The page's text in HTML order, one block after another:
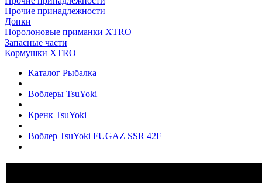
Прочие принадлежности
Донки
Поролоновые приманки XTRO
Запасные части
Кормушки XTRO
Каталог Рыбалка
Воблеры TsuYoki
Кренк TsuYoki
Воблер TsuYoki FUGAZ SSR 42F